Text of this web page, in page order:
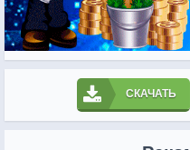
СКАЧАТЬ